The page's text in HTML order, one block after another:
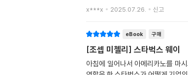
x***x 2025.07.26. 신고
eBook 구매
[조셉 미첼리] 스타벅스 웨이
아침에 일어나서 아메리카노를 마